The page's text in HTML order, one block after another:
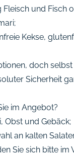
und Fisch
Kekse,
doch
Sicherheit
im Angebot?
Obst und Gebäck;
an kalten
Sie sich bitte